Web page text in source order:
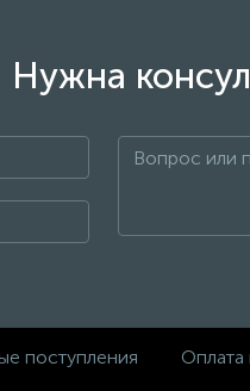
Нужна
поступления Оплата